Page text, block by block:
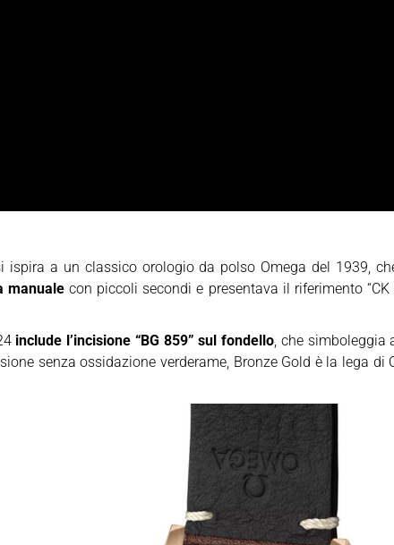
ispira a un classico orologio da polso Omega del 1939,
manualecon piccoli secondi e presentava il riferimento
include l’incisione “BG 859” sul fondello, che simboleggia
senza ossidazione verderame, Bronze Gold è la lega